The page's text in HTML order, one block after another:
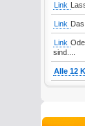
Link
Link
Link
sind....
Alle 12